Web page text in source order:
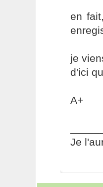
en
je
d'ici
A+
Je